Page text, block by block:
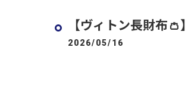
【ヴィトン長財布
2026/05/16